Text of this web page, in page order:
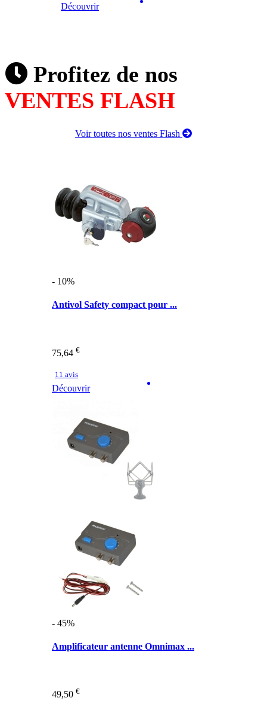
Découvrir
Profitez de nos
VENTES FLASH
Voir toutes nos ventes Flash
- 10%
Antivol Safety compact pour ...
75,64 €
11 avis
Découvrir
- 45%
Amplificateur antenne Omnimax ...
49,50 €